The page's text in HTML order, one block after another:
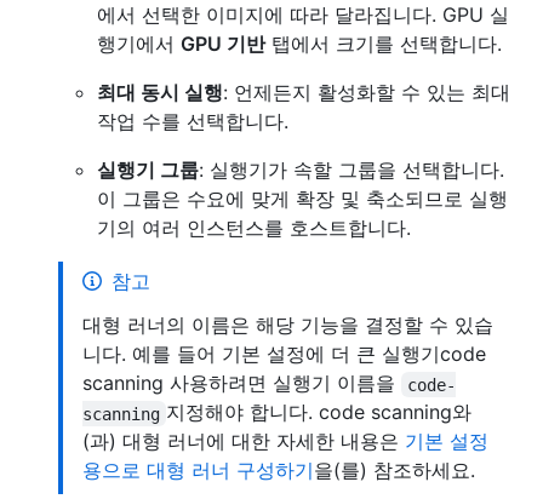
에서 선택한 이미지에 따라 달라집니다. GPU 실
행기에서 GPU 기반탭에서 크기를 선택합니다.
최대 동시 실행: 언제든지 활성화할 수 있는 최대
작업 수를 선택합니다.
실행기 그룹: 실행기가 속할 그룹을 선택합니다.
이 그룹은 수요에 맞게 확장 및 축소되므로 실행
기의 여러 인스턴스를 호스트합니다.
참고
대형 러너의 이름은 해당 기능을 결정할 수 있습
니다. 예를 들어 기본 설정에 더 큰 실행기code
scanning 사용하려면 실행기 이름을
code-
scanning 지정해야 합니다. code scanning와
(과) 대형 러너에 대한 자세한 내용은 기본 설정
용으로 대형 러너 구성하기을(를) 참조하세요.